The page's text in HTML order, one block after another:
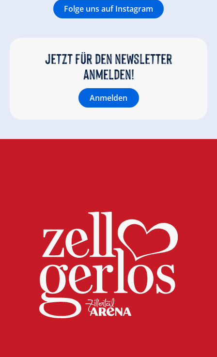
Folge uns auf Instagram
Jetzt für den newsletter
anmelden!
Anmelden